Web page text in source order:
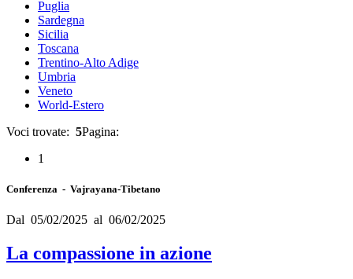
Puglia
Sardegna
Sicilia
Toscana
Trentino-Alto Adige
Umbria
Veneto
World-Estero
Voci trovate: 5Pagina:
1
Conferenza - Vajrayana-Tibetano
Dal 05/02/2025 al 06/02/2025
La compassione in azione